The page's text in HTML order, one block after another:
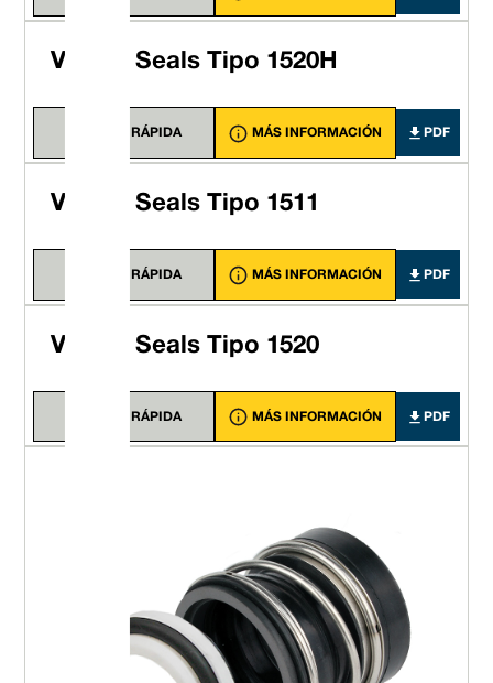
Vulcan Seals Tipo 1520H
VISTA RÁPIDA MÁS INFORMACIÓN PDF
Vulcan Seals Tipo 1511
VISTA RÁPIDA MÁS INFORMACIÓN PDF
Vulcan Seals Tipo 1520
VISTA RÁPIDA MÁS INFORMACIÓN PDF